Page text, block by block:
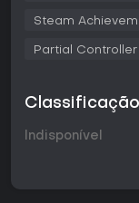
personagens
relacionamentos
ângulos para
continuidade, ou
Steam
Partial
Indisponível